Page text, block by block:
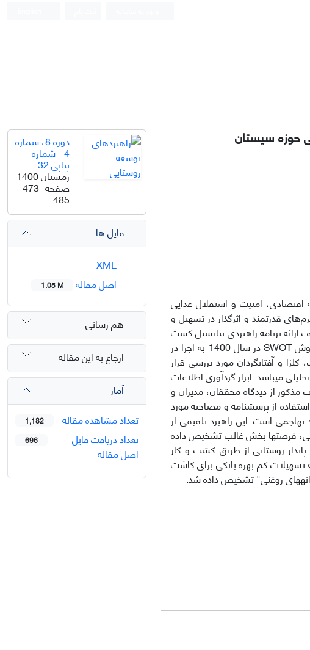
حوزه سیستان
امنیت و استقلال غذایی
قدرتمند و اثرگذار در تسهیل و
برنامه راهبردی پتانسیل کشت
و کار گیاهان دانه روغنی در توسعه پایدار مناطق روستایی حوزه سیستان به روش SWOT در سال 1400 به اجرا در
و آفتابگردان مورد بررسی قرار
می­باشد. ابزار گردآوری اطلاعات
از دیدگاه محققان، مدیران و
از پرسشنامه و مصاحبه مورد
است. این راهبرد تلفیقی از
فرصت­ها بخش غالب تشخیص داده
روستایی از طریق کشت و کار
تسهیلات کم بهره بانکی برای کاشت
روغنی" تشخیص داده شد.
دوره 8، شماره
4 - شماره
پیاپی 32
زمستان 1400
صفحه473-
485
فایل ها
اصل مقاله
1.05 M
هم رسانی
ارجاع به این مقاله
آمار
تعداد مشاهده مقاله
1,182
تعداد دریافت فایل
اصل مقاله
696